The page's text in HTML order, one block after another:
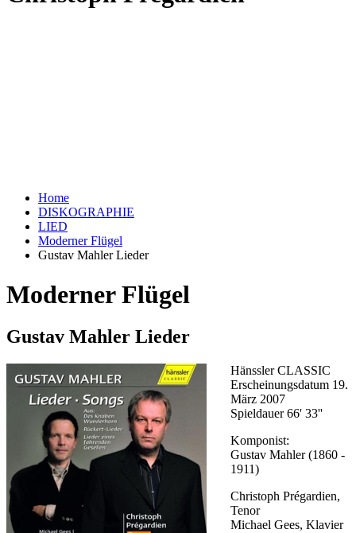
Home
DISKOGRAPHIE
LIED
Moderner Flügel
Gustav Mahler Lieder
Moderner Flügel
Gustav Mahler Lieder
Hänssler CLASSIC
Erscheinungsdatum 19.
März 2007
Spieldauer 66' 33''
Komponist:
Gustav Mahler (1860 -
1911)
Christoph Prégardien,
Tenor
Michael Gees, Klavier